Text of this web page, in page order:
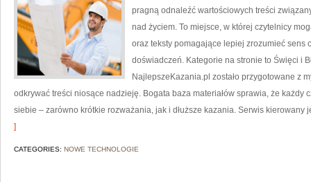
pragną odnaleźć wartościowych treści
nad życiem. To miejsce, w której czytelnicy
oraz teksty pomagające lepiej zrozumieć sens
doświadczeń. Kategorie na stronie to Święci i
NajlepszeKazania.pl zostało przygotowane z
odkrywać treści niosące nadzieję. Bogata baza materiałów sprawia, że
siebie – zarówno krótkie rozważania, jak i dłuższe kazania. Serwis kierowany
]
CATEGORIES: NOWE TECHNOLOGIE